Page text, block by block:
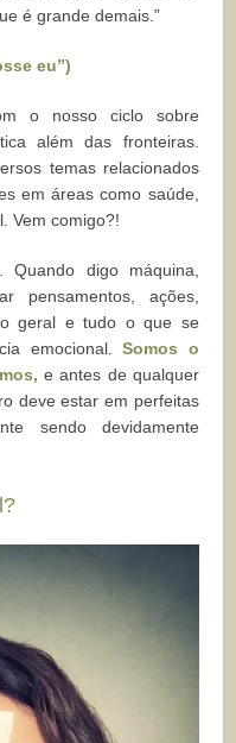
é grande demais.”
eu”)
o nosso ciclo sobre
além das fronteiras.
temas relacionados
em áreas como saúde,
Vem comigo?!
digo máquina,
pensamentos, ações,
geral e tudo o que se
emocional.
Somos o
e antes de qualquer
deve estar em perfeitas
sendo devidamente